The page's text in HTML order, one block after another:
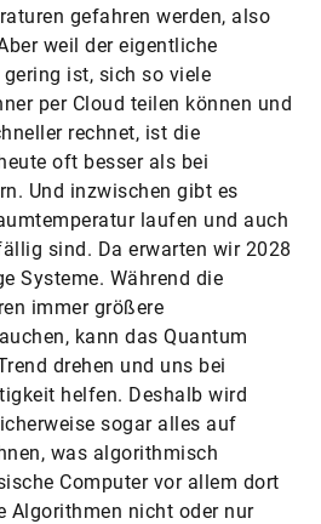
gefahren werden, also
weil der eigentliche
ist, sich so viele
per Cloud teilen können und
rechnet, ist die
oft besser als bei
Und inzwischen gibt es
laufen und auch
sind. Da erwarten wir 2028
Systeme. Während die
immer größere
kann das Quantum
drehen und uns bei
helfen. Deshalb wird
sogar alles auf
was algorithmisch
Computer vor allem dort
Algorithmen nicht oder nur